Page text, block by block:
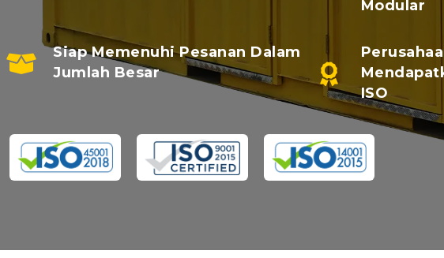
Modular
Siap Memenuhi Pesanan Dalam
Jumlah Besar
ISO